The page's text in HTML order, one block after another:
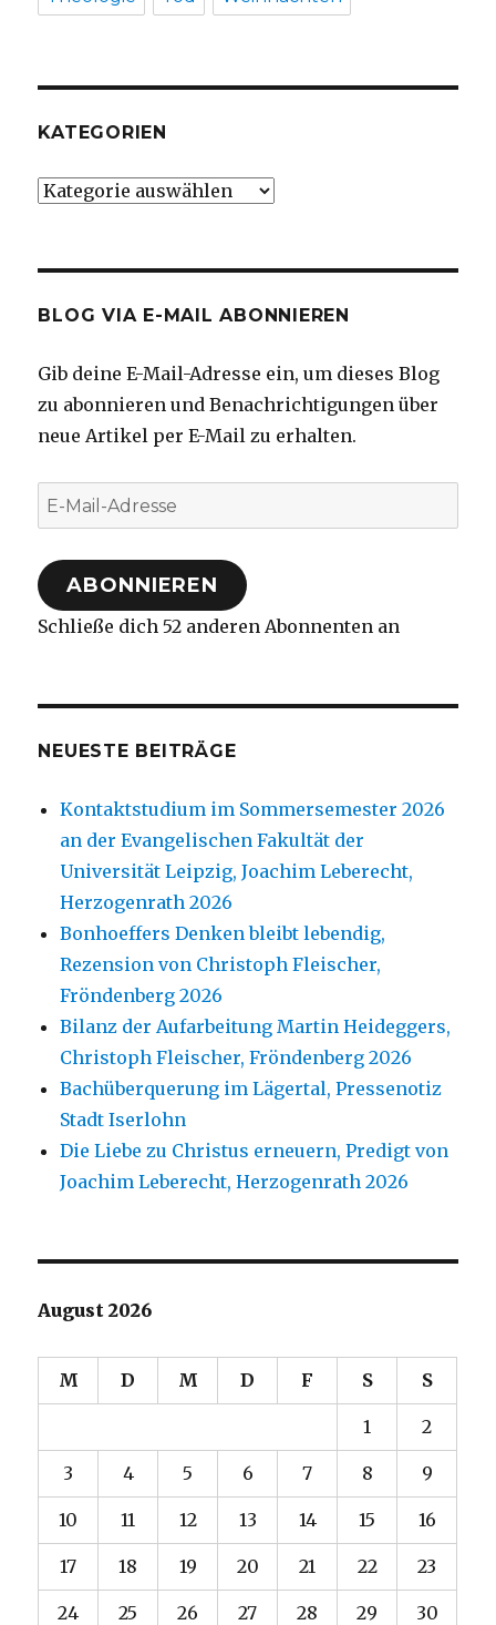
KATEGORIEN
Kategorien
BLOG VIA E-MAIL ABONNIEREN
Gib deine E-Mail-Adresse ein, um dieses Blog
zu abonnieren und Benachrichtigungen über
neue Artikel per E-Mail zu erhalten.
E-
Mail-
Adresse
ABONNIEREN
Schließe dich 52 anderen Abonnenten an
NEUESTE BEITRÄGE
Kontaktstudium im Sommersemester 2026
an der Evangelischen Fakultät der
Universität Leipzig, Joachim Leberecht,
Herzogenrath 2026
Bonhoeffers Denken bleibt lebendig,
Rezension von Christoph Fleischer,
Fröndenberg 2026
Bilanz der Aufarbeitung Martin Heideggers,
Christoph Fleischer, Fröndenberg 2026
Bachüberquerung im Lägertal, Pressenotiz
Stadt Iserlohn
Die Liebe zu Christus erneuern, Predigt von
Joachim Leberecht, Herzogenrath 2026
August 2026
M D M D F S S
1 2
3 4 5 6 7 8 9
10 11 12 13 14 15 16
17 18 19 20 21 22 23
24 25 26 27 28 29 30